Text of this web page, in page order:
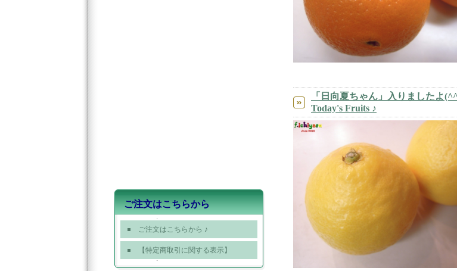
「日向夏ちゃん」入りましたよ
Today's Fruits ♪
ご注文はこちらから
ご注文はこちらから ♪
【特定商取引に関する表示】